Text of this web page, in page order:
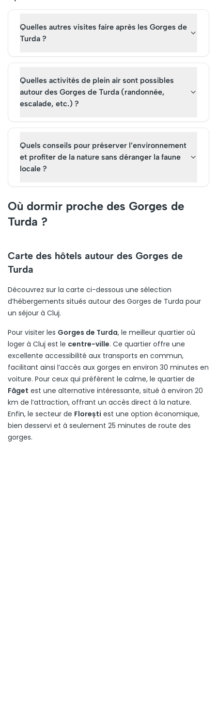
Quelles autres visites faire après les Gorges de
Turda ?
Quelles activités de plein air sont possibles
autour des Gorges de Turda (randonnée,
escalade, etc.) ?
Quels conseils pour préserver l’environnement
et profiter de la nature sans déranger la faune
locale ?
Où dormir proche des Gorges de
Turda ?
Carte des hôtels autour des Gorges de
Turda
Découvrez sur la carte ci-dessous une sélection
d’hébergements situés autour des Gorges de Turda pour
un séjour à Cluj.
Pour visiter les Gorges de Turda, le meilleur quartier où
loger à Cluj est le centre-ville. Ce quartier offre une
excellente accessibilité aux transports en commun,
facilitant ainsi l’accès aux gorges en environ 30 minutes en
voiture. Pour ceux qui préfèrent le calme, le quartier de
Făget est une alternative intéressante, situé à environ 20
km de l’attraction, offrant un accès direct à la nature.
Enfin, le secteur de Florești est une option économique,
bien desservi et à seulement 25 minutes de route des
gorges.